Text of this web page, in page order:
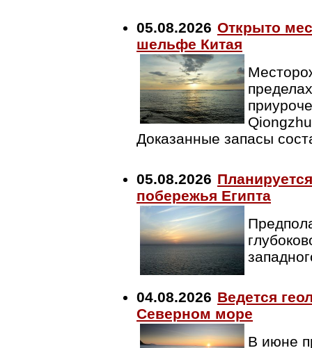
05.08.2026 Открыто
шельфе Китая
Доказанные запасы
05.08.2026
побережья Египта
04.08.2026 Ведется
Северном море
В июне